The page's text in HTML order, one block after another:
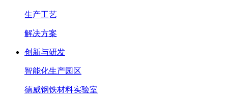
生产工艺
解决方案
创新与研发
智能化生产园区
德威钢铁材料实验室